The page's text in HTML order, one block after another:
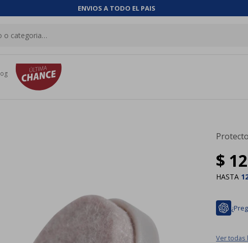
ENVIOS A TODO EL PAIS
$
HASTA
Ver todas